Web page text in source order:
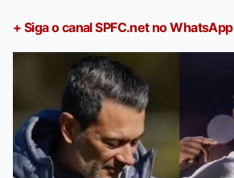
+ Siga o canal SPFC.net no WhatsApp